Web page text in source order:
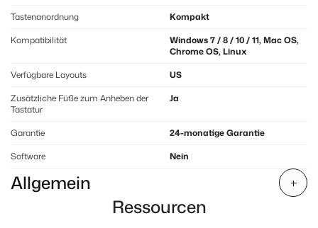
Tastenanordnung
Kompakt
Kompatibilität
Windows 7 / 8 / 10 / 11, Mac OS,
Chrome OS, Linux
Verfügbare Layouts
US
Zusätzliche Füße zum Anheben der
Tastatur
Ja
Garantie
24-monatige Garantie
Software
Nein
Allgemein
Ressourcen